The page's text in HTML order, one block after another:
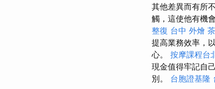
其他差異而有所
觸，這使他有機
整復 台中 外燴
提高業務效率，
心。 按摩課程台
現金值得牢記自
別。 台胞證基隆